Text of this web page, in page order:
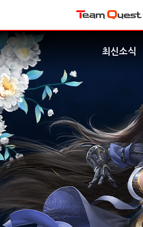
최신소식